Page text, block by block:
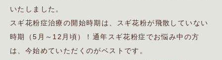
いたしました。
スギ花粉症治療の開始時期は、スギ花粉が飛散していない
時期（5月～12月頃）！通年スギ花粉症でお悩み中の方
は、今始めていただくのがベストです。